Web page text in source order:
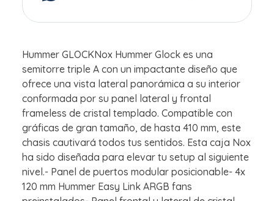
Hummer GLOCKNox Hummer Glock es una
semitorre triple A con un impactante diseño que
ofrece una vista lateral panorámica a su interior
conformada por su panel lateral y frontal
frameless de cristal templado. Compatible con
gráficas de gran tamaño, de hasta 410 mm, este
chasis cautivará todos tus sentidos. Esta caja Nox
ha sido diseñada para elevar tu setup al siguiente
nivel.- Panel de puertos modular posicionable- 4x
120 mm Hummer Easy Link ARGB fans